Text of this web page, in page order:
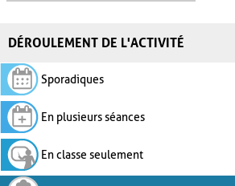
DÉROULEMENT DE L'ACTIVITÉ
Sporadiques
En plusieurs séances
En classe seulement